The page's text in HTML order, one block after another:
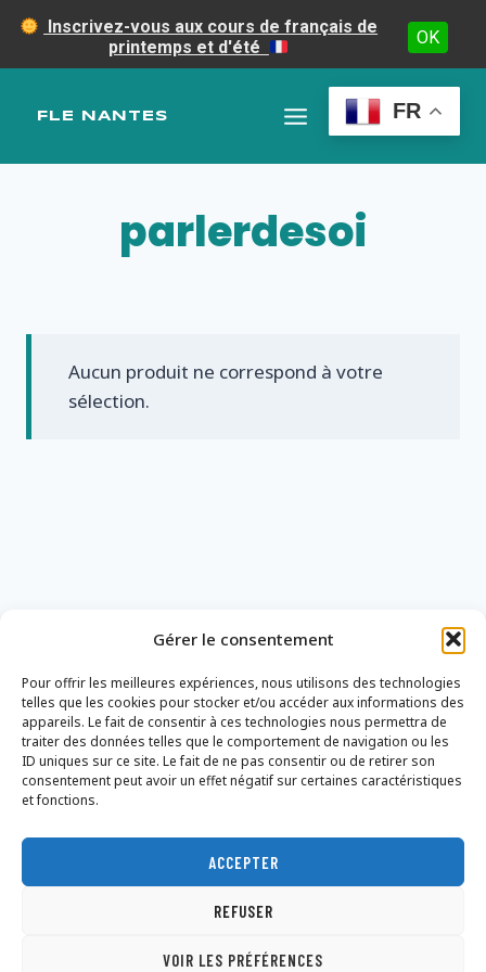
Gérer le consentement
Pour offrir les meilleures expériences, nous utilisons des technologies
telles que les cookies pour stocker et/ou accéder aux informations des
appareils. Le fait de consentir à ces technologies nous permettra de
traiter des données telles que le comportement de navigation ou les
ID uniques sur ce site. Le fait de ne pas consentir ou de retirer son
consentement peut avoir un effet négatif sur certaines caractéristiques
et fonctions.
ACCEPTER
REFUSER
VOIR LES PRÉFÉRENCES
FLE NANTES FR
parlerdesoi
Aucun produit ne correspond à votre
sélection.
Politique de confidentialité
Inscrivez-vous aux cours de français de
printemps et d'été
OK